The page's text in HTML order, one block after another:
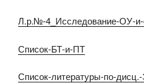
Л.р.№-4_Исследование-ОУ-и-
Список-БТ-и-ПТ
Список-литературы-по-